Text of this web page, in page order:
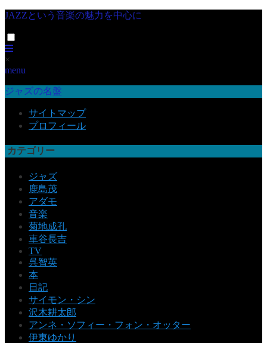
JAZZという音楽の魅力を中心に
×
menu
ジャズの名盤
サイトマップ
プロフィール
カテゴリー
ジャズ
鹿島茂
アダモ
音楽
菊地成孔
車谷長吉
TV
呉智英
本
日記
サイモン・シン
沢木耕太郎
アンネ・ソフィー・フォン・オッター
伊東ゆかり